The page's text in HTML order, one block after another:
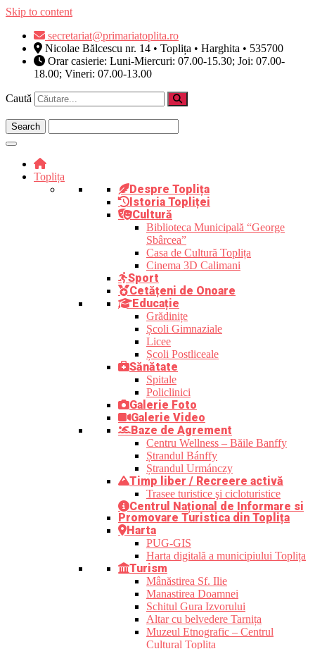
Skip to content
secretariat@primariatoplita.ro
Nicolae Bălcescu nr. 14 • Toplița • Harghita • 535700
Orar casierie: Luni-Miercuri: 07.00-15.30; Joi: 07.00-
18.00; Vineri: 07.00-13.00
Caută
Toplița
Despre Toplița
Istoria Topliței
Cultură
Biblioteca Municipală “George
Sbârcea”
Casa de Cultură Toplița
Cinema 3D Calimani
Sport
Cetățeni de Onoare
Educație
Grădinițe
Școli Gimnaziale
Licee
Școli Postliceale
Sănătate
Spitale
Policlinici
Galerie Foto
Galerie Video
Baze de Agrement
Centru Wellness – Băile Banffy
Ștrandul Bánffy
Ștrandul Urmánczy
Timp liber / Recreere activă
Trasee turistice şi cicloturistice
Centrul Național de Informare si
Promovare Turistica din Toplița
Harta
PUG-GIS
Harta digitală a municipiului Toplița
Turism
Mânăstirea Sf. Ilie
Manastirea Doamnei
Schitul Gura Izvorului
Altar cu belvedere Tarnița
Muzeul Etnografic – Centrul
Cultural Toplița